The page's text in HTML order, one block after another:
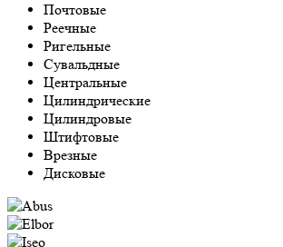
Почтовые
Реечные
Ригельные
Сувальдные
Центральные
Цилиндрические
Цилиндровые
Штифтовые
Врезные
Дисковые